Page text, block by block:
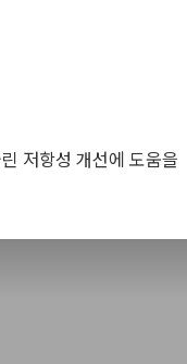
저항성 개선에 도움을